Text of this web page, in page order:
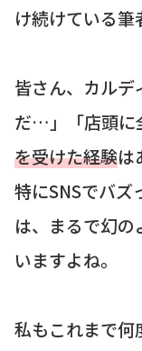
け続けている筆
皆さん、カルデ
だ…」「店頭に
を受けた経験は
特にSNSでバズ
は、まるで幻
いますよね。
私もこれまで何